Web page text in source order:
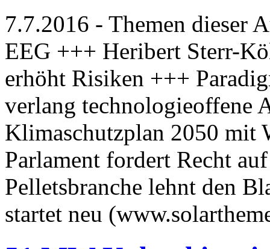
7.7.2016 - Themen dieser
EEG +++ Heribert Sterr-
erhöht Risiken +++
verlang technologieoffene
Klimaschutzplan 2050 mit
Parlament fordert Recht
Pelletsbranche lehnt den
startet neu